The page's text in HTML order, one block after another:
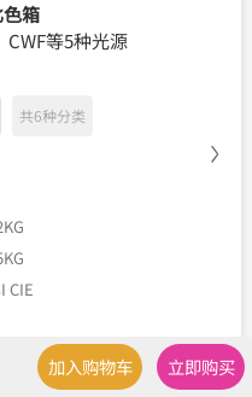
箱
CWF等5种光源
共6种分类
CIE
加入购物车 立即购买